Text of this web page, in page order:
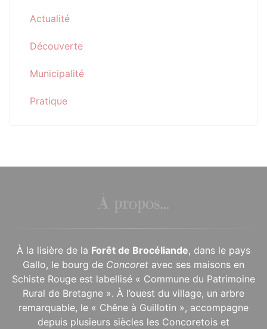
Actualité
Découverte
Municipalité
Pratique
À propos...
À la lisière de la Forêt de Brocéliande, dans le pays
Gallo, le bourg de Concoret avec ses maisons en
Schiste Rouge est labellisé « Commune du Patrimoine
Rural de Bretagne ». À l’ouest du village, un arbre
remarquable, le « Chêne à Guillotin », accompagne
depuis plusieurs siècles les Concoretois et